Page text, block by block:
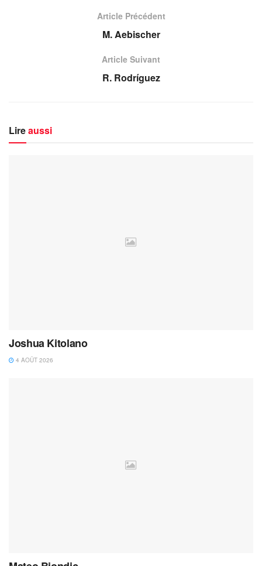
Article Précédent
M. Aebischer
Article Suivant
R. Rodríguez
Lireaussi
Joshua Kitolano
4 AOÛT 2026